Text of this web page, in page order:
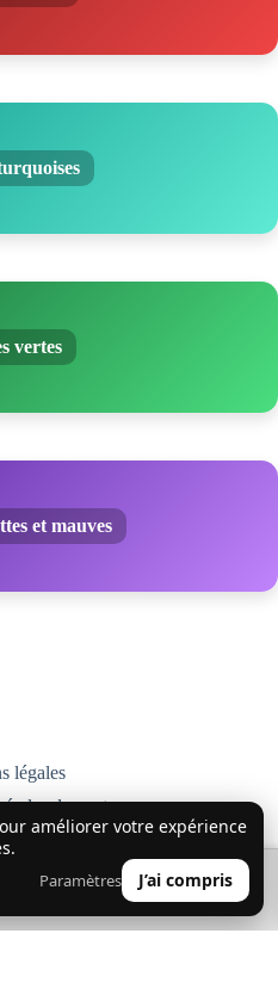
vertes
et mauves
légales
de vente
et échanges
🔍
améliorer votre expérience
Paramètres J’ai compris